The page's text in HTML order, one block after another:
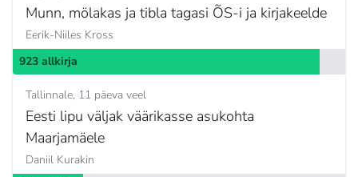
Munn, mölakas ja tibla tagasi ÕS-i ja kirjakeelde
Eerik-Niiles Kross
923 allkirja
Tallinnale 11 päeva veel
Eesti lipu väljak väärikasse asukohta
Maarjamäele
Daniil Kurakin